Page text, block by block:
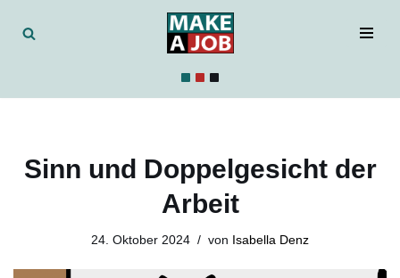
Sinn und Doppelgesicht der
Arbeit
24. Oktober 2024 von Isabella Denz